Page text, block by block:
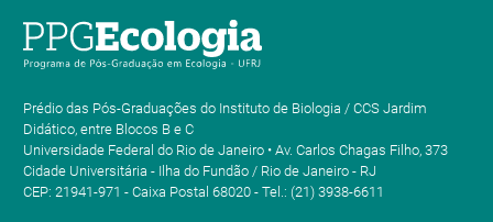
Prédio das Pós-Graduações do Instituto de Biologia / CCS Jardim
Didático, entre Blocos B e C
Universidade Federal do Rio de Janeiro • Av. Carlos Chagas Filho, 373
Cidade Universitária - Ilha do Fundão / Rio de Janeiro - RJ
CEP: 21941-971 - Caixa Postal 68020 - Tel.: (21) 3938-6611